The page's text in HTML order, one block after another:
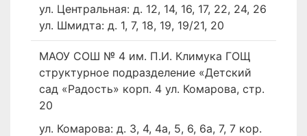
ул. Центральная: д. 12, 14, 16, 17, 22, 24, 26
ул. Шмидта: д. 1, 7, 18, 19, 19/21, 20
МАОУ СОШ № 4 им. П.И. Климука ГОЩ
структурное подразделение «Детский
сад «Радость» корп. 4 ул. Комарова, стр.
20
ул. Комарова: д. 3, 4, 4а, 5, 6, 6а, 7, 7 кор.